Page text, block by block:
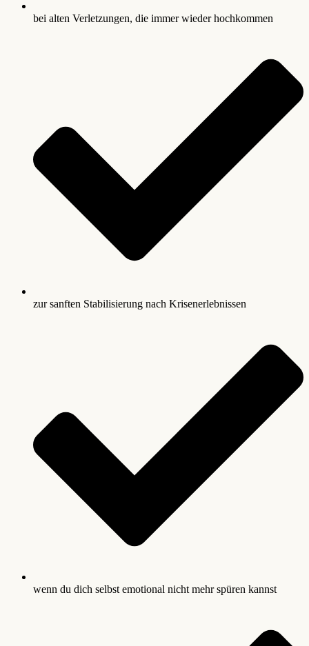
bei alten Verletzungen, die immer wieder hochkommen
zur sanften Stabilisierung nach Krisenerlebnissen
wenn du dich selbst emotional nicht mehr spüren kannst